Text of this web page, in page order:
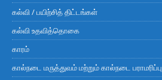
கல்வி / பயிற்சித் திட்டங்கள்
கல்வி உதவித்தொகை
காரம்
கால்நடை மருத்துவம் மற்றும் கால்நடை பராமரிப்பு